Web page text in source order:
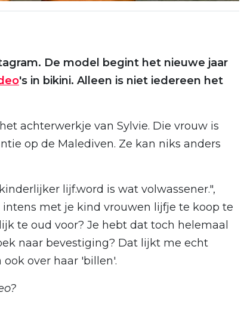
De model begint het nieuwe jaar
's in bikini. Alleen is niet iedereen het
achterwerkje van Sylvie. Die vrouw is
op de Malediven. Ze kan niks anders
lijf.word is wat volwassener.",
met je kind vrouwen lijfje te koop te
te oud voor? Je hebt dat toch helemaal
naar bevestiging? Dat lijkt me echt
over haar 'billen'.